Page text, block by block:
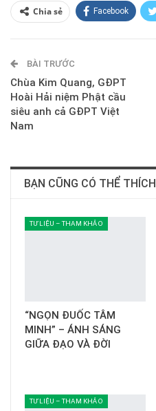
Chia sẻ Facebook
E-mail
BÀI TRƯỚC
Chùa Kim Quang, GĐPT
Hoài Hải niệm Phật cầu
siêu anh cả GĐPT Việt
Nam
BẠN CŨNG CÓ THỂ THÍCH
TƯ LIỆU – THAM KHẢO
“NGỌN ĐUỐC TÂM
MINH” – ÁNH SÁNG
GIỮA ĐẠO VÀ ĐỜI
TƯ LIỆU – THAM KHẢO